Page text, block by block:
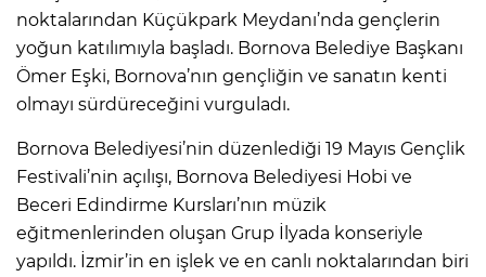
noktalarından Küçükpark Meydanı’nda gençlerin
yoğun katılımıyla başladı. Bornova Belediye Başkanı
Ömer Eşki, Bornova’nın gençliğin ve sanatın kenti
olmayı sürdüreceğini vurguladı.
Bornova Belediyesi’nin düzenlediği 19 Mayıs Gençlik
Festivali’nin açılışı, Bornova Belediyesi Hobi ve
Beceri Edindirme Kursları’nın müzik
eğitmenlerinden oluşan Grup İlyada konseriyle
yapıldı. İzmir’in en işlek ve en canlı noktalarından biri